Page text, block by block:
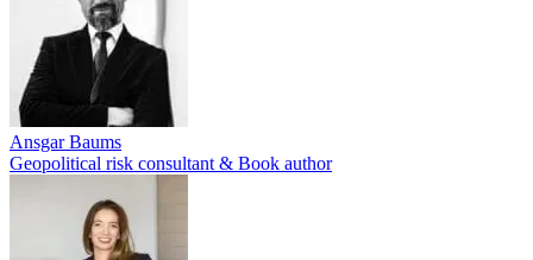
Ansgar Baums
Geopolitical risk consultant & Book author